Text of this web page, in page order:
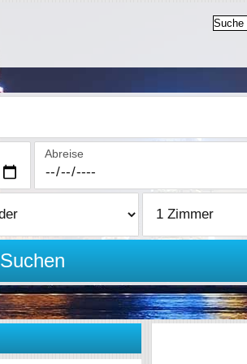
Abreise
Suchen